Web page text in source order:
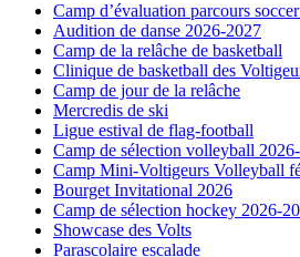
Camp d’évaluation parcours
Audition de danse 2026-2027
Camp de la relâche de basketball
Clinique de basketball des
Camp de jour de la relâche
Mercredis de ski
Ligue estival de flag-football
Camp de sélection volleyball
Camp Mini-Voltigeurs Volleyball
Bourget Invitational 2026
Camp de sélection hockey 2026-
Showcase des Volts
Parascolaire escalade